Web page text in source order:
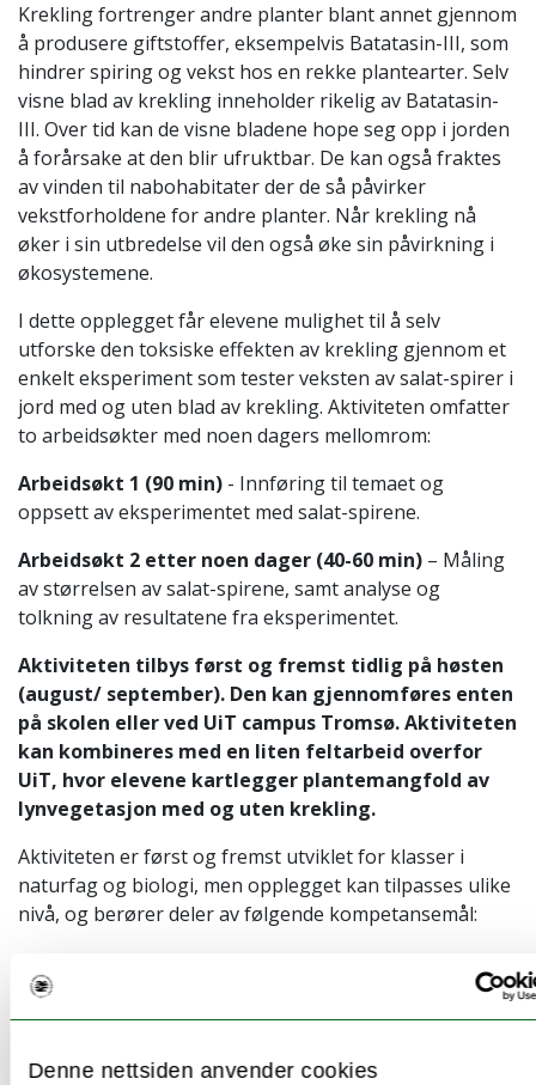
Denne nettsiden anvender cookies
Krekling fortrenger andre planter blant annet gjennom
å produsere giftstoffer, eksempelvis Batatasin-III, som
hindrer spiring og vekst hos en rekke plantearter. Selv
visne blad av krekling inneholder rikelig av Batatasin-
III. Over tid kan de visne bladene hope seg opp i jorden
å forårsake at den blir ufruktbar. De kan også fraktes
av vinden til nabohabitater der de så påvirker
vekstforholdene for andre planter. Når krekling nå
øker i sin utbredelse vil den også øke sin påvirkning i
økosystemene.
I dette opplegget får elevene mulighet til å selv
utforske den toksiske effekten av krekling gjennom et
enkelt eksperiment som tester veksten av salat-spirer i
jord med og uten blad av krekling. Aktiviteten omfatter
to arbeidsøkter med noen dagers mellomrom:
Arbeidsøkt 1 (90 min) - Innføring til temaet og
oppsett av eksperimentet med salat-spirene.
Arbeidsøkt 2 etter noen dager (40-60 min) – Måling
av størrelsen av salat-spirene, samt analyse og
tolkning av resultatene fra eksperimentet.
Aktiviteten tilbys først og fremst tidlig på høsten
(august/ september). Den kan gjennomføres enten
på skolen eller ved UiT campus Tromsø. Aktiviteten
kan kombineres med en liten feltarbeid overfor
UiT, hvor elevene kartlegger plantemangfold av
lynvegetasjon med og uten krekling.
Aktiviteten er først og fremst utviklet for klasser i
naturfag og biologi, men opplegget kan tilpasses ulike
nivå, og berører deler av følgende kompetansemål:
stille spørsmål og lage hypoteser om naturfaglige
for å finne svar